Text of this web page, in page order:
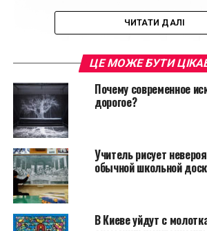
Лучо Фонтана
ЧИТАТИ ДАЛІ
ЦЕ МОЖЕ БУТИ
Почему современное
дорогое?
Учитель рисует
обычной школьной
В Киеве уйдут с